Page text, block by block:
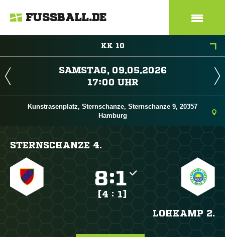
FUSSBALL.DE
KK 10
 
 
Kunstrasenplatz, Sternschanze, Sternschanze 9, 20357
Hamburg
STERNSCHANZE 4.
:
[4 : 1]
LOHKAMP 2.